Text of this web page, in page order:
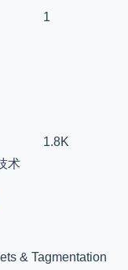
1
1.8K
术
& Tagmentation